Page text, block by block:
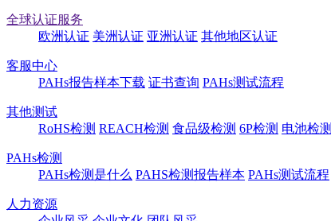
全球认证服务
欧洲认证 美洲认证 亚洲认证 其他地区认证
客服中心
PAHs报告样本下载 证书查询 PAHs测试流程
其他测试
RoHS检测 REACH检测 食品级检测 6P检测 电池检测
PAHs检测
PAHs检测是什么 PAHS检测报告样本 PAHs测试流程
人力资源